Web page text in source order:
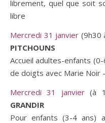
librement, quel que soit
libre
Mercredi 31 janvier (9h30
PITCHOUNS
Accueil adultes-enfants
de doigts avec Marie Noir
Mercredi 31 janvier(à
GRANDIR
Pour enfants (3-4 ans)